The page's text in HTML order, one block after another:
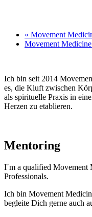
« Movement
Movement
Ich bin seit 2014
es, die Kluft zwischen
als spirituelle Praxis in
Herzen zu etablieren.
Mentoring
I´m a qualified Movement
Professionals.
Ich bin Movement
begleite Dich gerne auch